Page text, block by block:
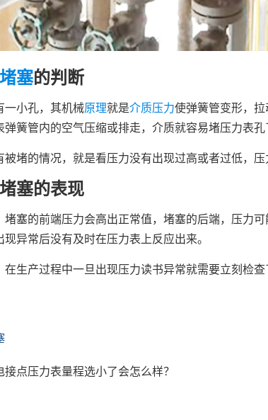
堵塞的判断
一小孔，其机械原理就是介质压力使弹簧管变形，
弹簧管内的空气压缩或排走，介质就容易堵压力表孔
堵的情况，就是看压力没有出现过高或者过低，
塞的表现
堵塞的前端压力会高出正常值，堵塞的后端，压力
异常后没有及时在压力表上反应出来。
生产过程中一旦出现压力读书异常就需要立刻检查
接点压力表量程选小了会怎么样？